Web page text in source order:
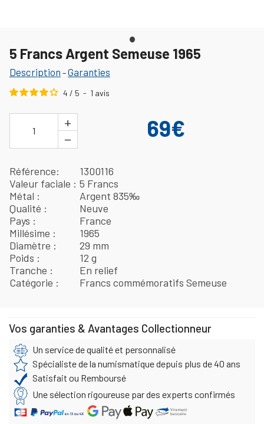
5 Francs Argent Semeuse 1965
Description -Garanties
4 / 5 - 1 avis
1
+
−
69€
Référence
1300116
Valeur faciale
5 Francs
Métal
Argent 835‰
Qualité
Neuve
Pays
France
Millésime
1965
Diamètre
29 mm
Poids
12 g
Tranche
En relief
Catégorie
Francs commémoratifs Semeuse
Vos garanties & Avantages Collectionneur
Un service de qualité et personnalisé
Spécialiste de la numismatique depuis plus de 40 ans
Satisfait ou Remboursé
Une sélection rigoureuse par des experts confirmés